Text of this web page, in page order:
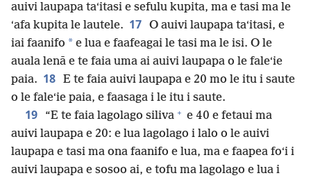
auivi laupapa taʻitasi e sefulu kupita, ma e tasi ma le
ʻafa kupita le lautele. 17 O auivi laupapa taʻitasi, e
iai faanifo * e lua e faafeagai le tasi ma le isi. O le
auala lenā e te faia uma ai auivi laupapa o le faleʻie
paia. 18 E te faia auivi laupapa e 20 mo le itu i saute
o le faleʻie paia, e faasaga i le itu i saute.
19 “E te faia lagolago siliva + e 40 e fetaui ma
auivi laupapa e 20: e lua lagolago i lalo o le auivi
laupapa e tasi ma ona faanifo e lua, ma e faapea foʻi i
auivi laupapa e sosoo ai, e tofu ma lagolago e lua i